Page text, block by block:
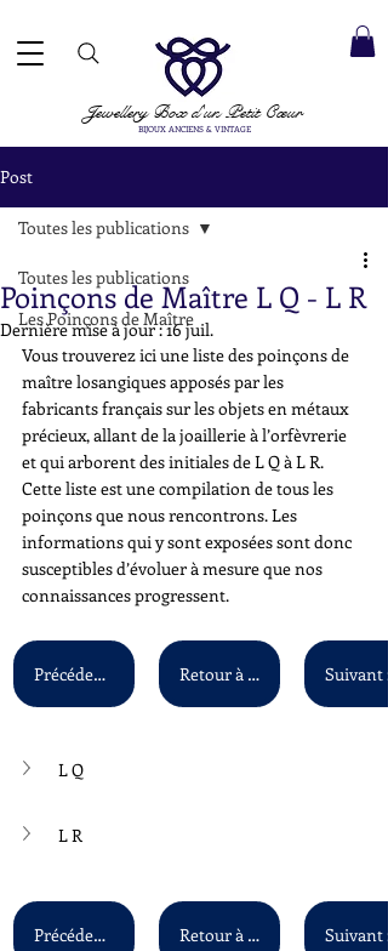
Jewellery Boxd'un Petit Cœur
BIJOUX ANCIENS & VINTAGE
Post
Toutes les publications
Les Poinçons de Maître
Toutes les publications
Poinçons de Maître L Q - L R
Dernière mise à jour :16 juil.
Vous trouverez ici une liste des poinçons de
maître losangiques apposés par les
fabricants français sur les objets en métaux
précieux, allant de la joaillerie à l’orfèvrerie
et qui arborent des initiales de L Q à L R.
Cette liste est une compilation de tous les
poinçons que nous rencontrons. Les
informations qui y sont exposées sont donc
susceptibles d’évoluer à mesure que nos
connaissances progressent.
Précédent : L O - L P Retour à la liste principale
L Q
L R
Précédent : L O - L P Retour à la liste principale